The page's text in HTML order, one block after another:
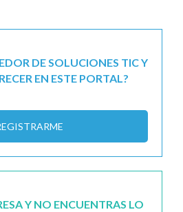
DE SOLUCIONES TIC Y
EN ESTE PORTAL?
Y NO ENCUENTRAS LO